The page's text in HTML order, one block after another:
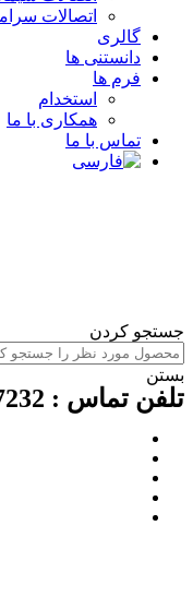
اتصالات
گالری
دانستنی ها
فرم ها
استخدام
همکاری با ما
تماس با ما
جستجو کردن
بستن
تلفن تماس : 04132447232